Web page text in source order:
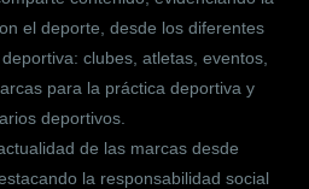
el deporte, desde los diferentes
clubes, atletas, eventos,
para la práctica deportiva y
deportivos.
de las marcas desde
la responsabilidad social